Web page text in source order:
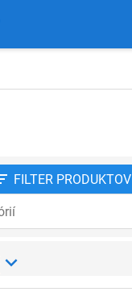
FILTER PRODUKTOV